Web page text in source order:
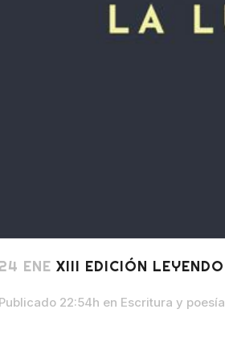
24 ENE XIII EDICIÓN
Publicado 22:54h en Escritura y poesía